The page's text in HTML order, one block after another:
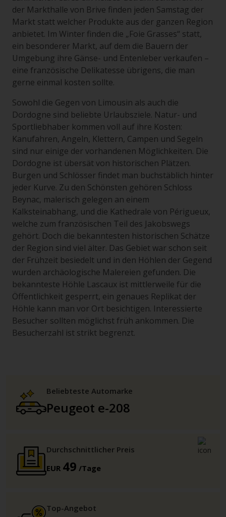
der Markthalle von Brive finden jeden Samstag der
Markt statt welcher Produkte aus der ganzen Region
anbietet. Im Winter finden die „Foie Grasses“ statt,
ein besonderer Markt, auf dem die Bauern der
Umgebung ihre Gänse- und Entenleber verkaufen –
eine französische Delikatesse übrigens, die man
gerne einmal kosten sollte.
Sowohl die Gegen von Limousin als auch die
Dordogne sind beliebte Urlaubsziele. Natur- und
Sportliebhaber kommen voll auf ihre Kosten:
Kanufahren, Angeln, Klettern, Campen und Segeln
sind nur einige der vorhandenen Möglichkeiten. Die
Dordogne ist übersät von historischen Plätzen.
Burgen und Schlösser findet man buchstäblich hinter
jeder Kurve. Zu den Schönsten gehören Schloss
Beynac, malerisch gelegen an einem
Kalksteinabhang, und die Kathedrale von Périgueux,
welche zum französischen Teil des Jakobswegs
gehört. Doch die bekanntesten historischen Schätze
der Region sind viel älter. Das Gebiet war schon seit
der Frühzeit besiedelt und in den Höhlen der Gegend
wurden archäologische Malereien gefunden. Die
bekannteste Höhle Lascaux ist mittlerweile für die
Öffentlichkeit gesperrt, ein genaues Replikat der
Höhle kann man vor Ort besichtigen. Interessierte
Besucher sollten möglichst früh ankommen. Die
Besucherzahl ist strikt begrenzt.
Beliebteste Automarke
Peugeot e-208
Durchschnittlicher Preis
EUR 49 /Tage
Top-Angebot